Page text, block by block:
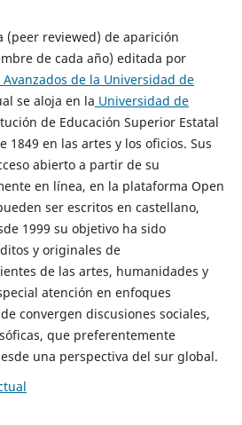
(peer reviewed) de aparición
de cada año) editada por
de la Universidad de
se aloja en la Universidad de
de Educación Superior Estatal
1849 en las artes y los oficios. Sus
abierto a partir de su
en línea, en la plataforma Open
ser escritos en castellano,
1999 su objetivo ha sido
y originales de
de las artes, humanidades y
atención en enfoques
convergen discusiones sociales,
que preferentemente
una perspectiva del sur global.